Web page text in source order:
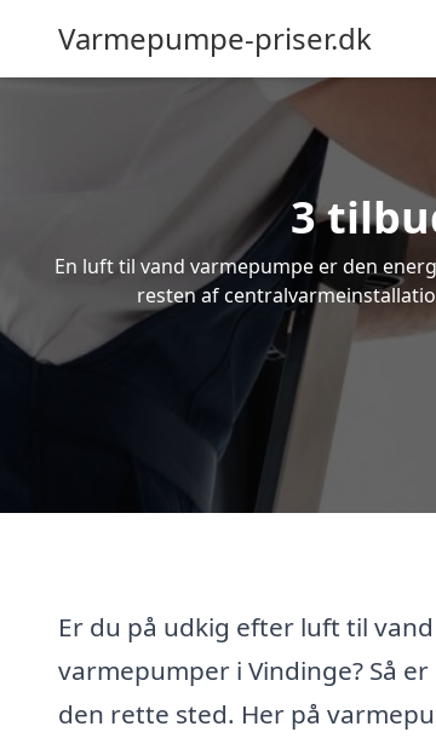
Varmepumpe-priser.dk
3
En luft til vand varmepumpe er den
resten af
Er du på udkig efter luft til vand
varmepumper i Vindinge? Så
den rette sted. Her på